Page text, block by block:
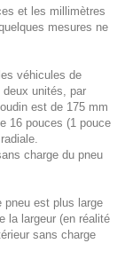
et les millimètres
mesures ne
véhicules de
unités, par
est de 175 mm
16 pouces (1 pouce
charge du pneu
pneu est plus large
la largeur (en réalité
sans charge